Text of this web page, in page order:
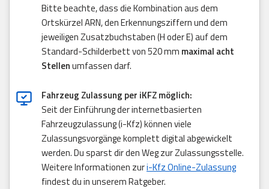
Bitte beachte, dass die Kombination aus dem
Ortskürzel ARN, den Erkennungsziffern und dem
jeweiligen Zusatzbuchstaben (H oder E) auf dem
Standard-Schilderbett von 520 mm maximal acht
Stellenumfassen darf.
Fahrzeug Zulassung per iKFZ möglich:
Seit der Einführung der internetbasierten
Fahrzeugzulassung (i-Kfz) können viele
Zulassungsvorgänge komplett digital abgewickelt
werden. Du sparst dir den Weg zur Zulassungsstelle.
Weitere Informationen zuri-Kfz Online-Zulassung
findest du in unserem Ratgeber.